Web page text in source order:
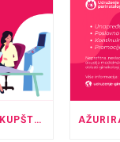
IZVJEŠTAJ SA IZBORNE SKUPŠTINE UGPTK, KOJA JE ODRŽANA U PROSTORU HOTELA “ROYAL” TUZLA SA POČETKOM U 20:00 SATI.